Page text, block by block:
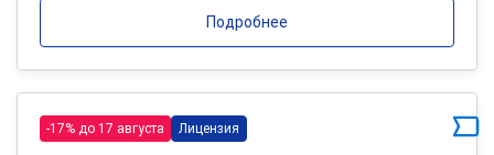
Подробнее
-17% до 17 августа Лицензия